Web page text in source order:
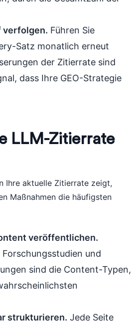
verfolgen. Führen Sie
Satz monatlich erneut
der Zitierrate sind
dass Ihre GEO-Strategie
LLM-Zitierrate
Ihre aktuelle Zitierrate zeigt,
Maßnahmen die häufigsten
veröffentlichen.
und
sind die Content-Typen,
strukturieren. Jede Seite